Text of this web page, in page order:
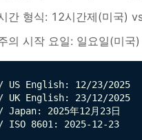
간 형식: 12시간제(미국)
의 시작 요일: 일요일(미국
US English: 12/23/2025
UK English: 23/12/2025
Japan: 2025年12月23日
ISO 8601: 2025-12-23